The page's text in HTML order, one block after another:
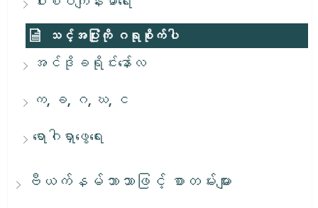
သင့်အပြုံးကို ဂရုစိုက်ပါ
အင်ဒိုခရိုင်းနော်လ
က, ခ, ဂ, ဃ, င
ရောဂါရှာဖွေရေး
ဗီယက်နမ်ဘာသာဖြင့် စာတမ်းများ